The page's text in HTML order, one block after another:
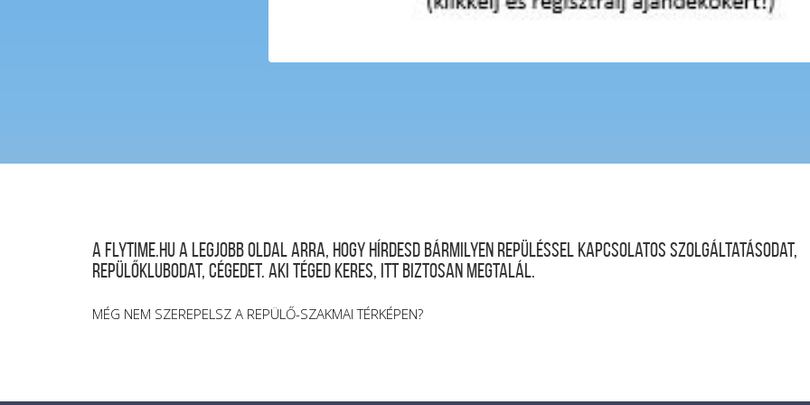
A FLYTIME.HU a legjobb oldal arra, hogy hírdesd bármilyen repüléssel kapcsolatos szolgáltatásodat,
repülőklubodat, cégedet. Aki téged keres, itt biztosan megtalál.
MÉG NEM SZEREPELSZ A REPÜLŐ-SZAKMAI TÉRKÉPEN?